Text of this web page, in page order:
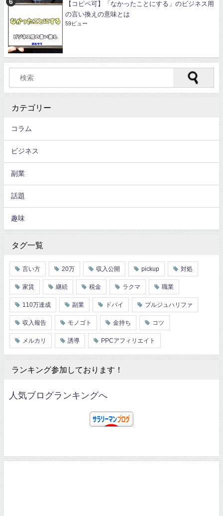
【コピペ可】「なかったことにする」のビジネス用
の言い換えの意味とは
59ビュー
カテゴリー
コラム
ビジネス
副業
話題
趣味
タグ一覧
言い方 20万 収入公開 pickup 対処
家賃 継続 税金 ラクマ 職業
110万達成 副業 ドバイ ブルジュハリファ
収入報告 モノゴト 金持ち コツ
メルカリ 誘導 PPCアフィリエイト
ランキング参加しております！
人気ブログランキングへ